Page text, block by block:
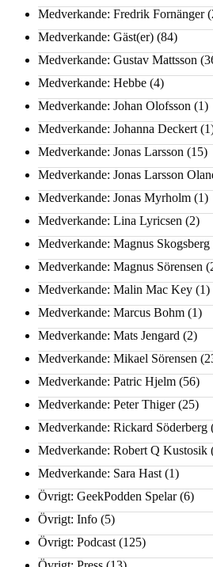
Medverkande: Fredrik Fornänger
Medverkande: Gäst(er) (84)
Medverkande: Gustav Mattsson
Medverkande: Hebbe (4)
Medverkande: Johan Olofsson (1)
Medverkande: Johanna Deckert
Medverkande: Jonas Larsson (15)
Medverkande: Jonas Larsson
Medverkande: Jonas Myrholm (1)
Medverkande: Lina Lyricsen (2)
Medverkande: Magnus Skogsberg
Medverkande: Magnus Sörensen
Medverkande: Malin Mac Key (1)
Medverkande: Marcus Bohm (1)
Medverkande: Mats Jengard (2)
Medverkande: Mikael Sörensen
Medverkande: Patric Hjelm (56)
Medverkande: Peter Thiger(25)
Medverkande: Rickard Söderberg
Medverkande: Robert Q Kustosik
Medverkande: Sara Hast (1)
Övrigt: GeekPodden Spelar(6)
Övrigt: Info (5)
Övrigt: Podcast (125)